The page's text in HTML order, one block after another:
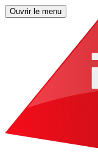
Ouvrir le menu